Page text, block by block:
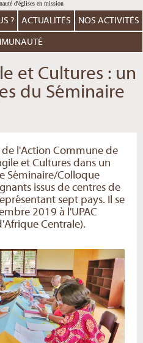
? ACTUALITÉS NOS ACTIVITÉS
et Cultures : un
du Séminaire
l'Action Commune de
et Cultures dans un
Séminaire/Colloque
issus de centres de
sept pays. Il se
2019 à l'UPAC
Centrale).